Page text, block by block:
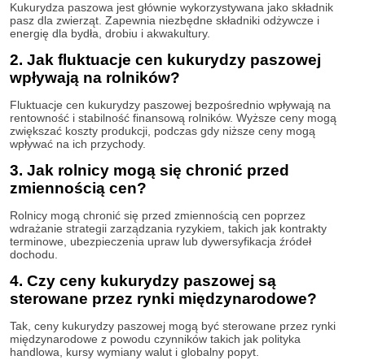
Kukurydza paszowa jest głównie wykorzystywana jako składnik
pasz dla zwierząt. Zapewnia niezbędne składniki odżywcze i
energię dla bydła, drobiu i akwakultury.
2. Jak fluktuacje cen kukurydzy paszowej
wpływają na rolników?
Fluktuacje cen kukurydzy paszowej bezpośrednio wpływają na
rentowność i stabilność finansową rolników. Wyższe ceny mogą
zwiększać koszty produkcji, podczas gdy niższe ceny mogą
wpływać na ich przychody.
3. Jak rolnicy mogą się chronić przed
zmiennością cen?
Rolnicy mogą chronić się przed zmiennością cen poprzez
wdrażanie strategii zarządzania ryzykiem, takich jak kontrakty
terminowe, ubezpieczenia upraw lub dywersyfikacja źródeł
dochodu.
4. Czy ceny kukurydzy paszowej są
sterowane przez rynki międzynarodowe?
Tak, ceny kukurydzy paszowej mogą być sterowane przez rynki
międzynarodowe z powodu czynników takich jak polityka
handlowa, kursy wymiany walut i globalny popyt.